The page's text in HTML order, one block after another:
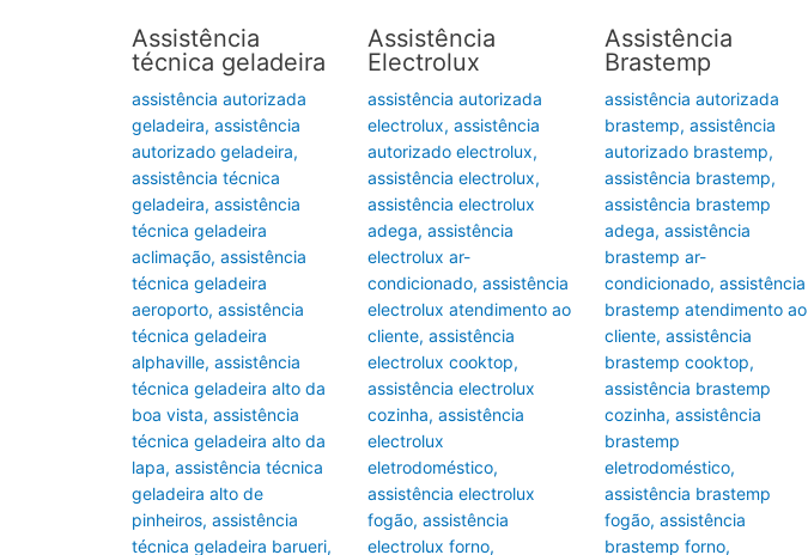
Assistência
técnica geladeira
assistência autorizada
geladeira, assistência
autorizado geladeira,
assistência técnica
geladeira, assistência
técnica geladeira
aclimação, assistência
técnica geladeira
aeroporto, assistência
técnica geladeira
alphaville, assistência
técnica geladeira alto da
boa vista, assistência
técnica geladeira alto da
lapa, assistência técnica
geladeira alto de
pinheiros, assistência
técnica geladeira barueri,
Assistência
Electrolux
assistência autorizada
electrolux, assistência
autorizado electrolux,
assistência electrolux,
assistência electrolux
adega, assistência
electrolux ar-
condicionado, assistência
electrolux atendimento ao
cliente, assistência
electrolux cooktop,
assistência electrolux
cozinha, assistência
electrolux
eletrodoméstico,
assistência electrolux
fogão, assistência
electrolux forno,
Assistência
Brastemp
assistência autorizada
brastemp, assistência
autorizado brastemp,
assistência brastemp,
assistência brastemp
adega, assistência
brastemp ar-
condicionado, assistência
brastemp atendimento ao
cliente, assistência
brastemp cooktop,
assistência brastemp
cozinha, assistência
brastemp
eletrodoméstico,
assistência brastemp
fogão, assistência
brastemp forno,